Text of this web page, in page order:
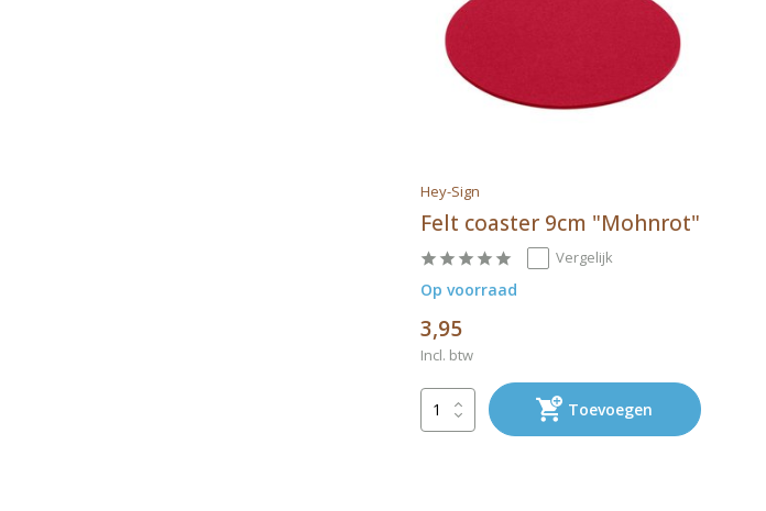
Hey-Sign
Felt coaster 9cm "Mohnrot"
Vergelijk
Op voorraad
3,95
Incl. btw
Toevoegen